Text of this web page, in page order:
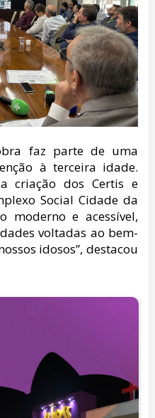
faz parte de uma
à terceira idade.
criação dos Certis e
Social Cidade da
moderno e acessível,
voltadas ao bem-
idosos”, destacou